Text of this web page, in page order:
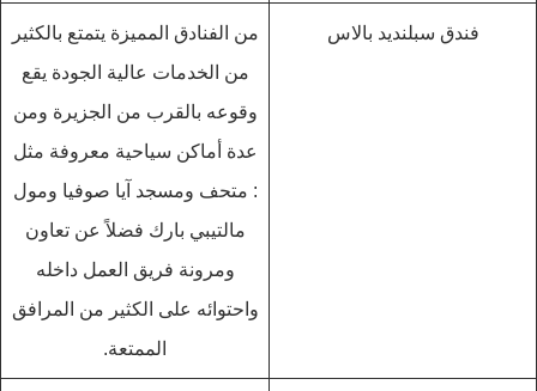
فندق سبلنديد بالاس
من الفنادق المميزة يتمتع بالكثير
من الخدمات عالية الجودة يقع
وقوعه بالقرب من الجزيرة ومن
عدة أماكن سياحية معروفة مثل
: متحف ومسجد آيا صوفيا ومول
مالتيبي بارك فضلاً عن تعاون
ومرونة فريق العمل داخله
واحتوائه على الكثير من المرافق
الممتعة.